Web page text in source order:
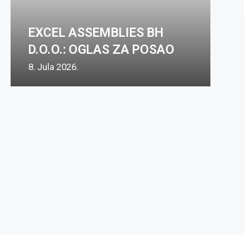
EXCEL ASSEMBLIES BH
D.O.O.: OGLAS ZA POSAO
8. Jula 2026.